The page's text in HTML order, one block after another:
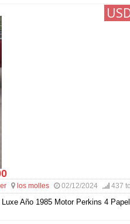
los molles 02/12/2024 437
Luxe Año 1985 Motor Perkins 4